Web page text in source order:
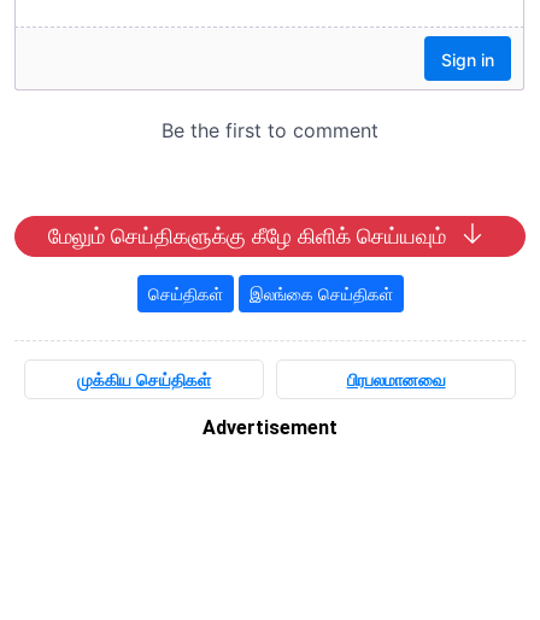
மேலும் செய்திகளுக்கு கீழே கிளிக் செய்யவும்
செய்திகள் இலங்கை செய்திகள்
முக்கிய செய்திகள் பிரபலமானவை
Advertisement